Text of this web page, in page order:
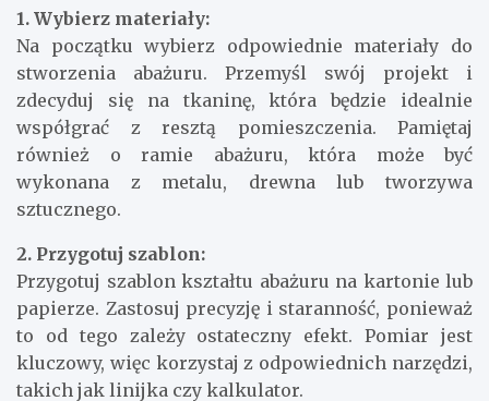
1. Wybierz materiały:
Na początku wybierz odpowiednie materiały do
stworzenia abażuru. Przemyśl swój projekt i
zdecyduj się na tkaninę, która będzie idealnie
współgrać z resztą pomieszczenia. Pamiętaj
również o ramie abażuru, która może być
wykonana z metalu, drewna lub tworzywa
sztucznego.
2. Przygotuj szablon:
Przygotuj szablon kształtu abażuru na kartonie lub
papierze. Zastosuj precyzję i staranność, ponieważ
to od tego zależy ostateczny efekt. Pomiar jest
kluczowy, więc korzystaj z odpowiednich narzędzi,
takich jak linijka czy kalkulator.